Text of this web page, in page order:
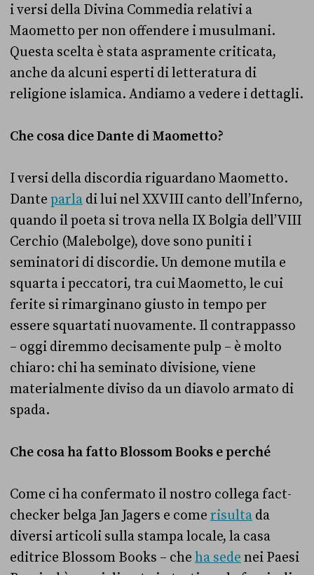
i versi della Divina Commedia relativi a
Maometto per non offendere i musulmani.
Questa scelta è stata aspramente criticata,
anche da alcuni esperti di letteratura di
religione islamica. Andiamo a vedere i dettagli.
Che cosa dice Dante di Maometto?
I versi della discordia riguardano Maometto.
Dante parla di lui nel XXVIII canto dell’Inferno,
quando il poeta si trova nella IX Bolgia dell’VIII
Cerchio (Malebolge), dove sono puniti i
seminatori di discordie. Un demone mutila e
squarta i peccatori, tra cui Maometto, le cui
ferite si rimarginano giusto in tempo per
essere squartati nuovamente. Il contrappasso
– oggi diremmo decisamente pulp – è molto
chiaro: chi ha seminato divisione, viene
materialmente diviso da un diavolo armato di
spada.
Che cosa ha fatto Blossom Books e perché
Come ci ha confermato il nostro collega fact-
checker belga Jan Jagers e come risulta da
diversi articoli sulla stampa locale, la casa
editrice Blossom Books – che ha sede nei Paesi